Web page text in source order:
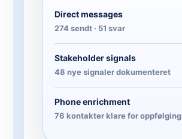
Direct messages
274 sendt · 51 svar
Stakeholder signals
48 nye signaler dokumenteret
Phone enrichment
76 kontakter klare for oppfølging